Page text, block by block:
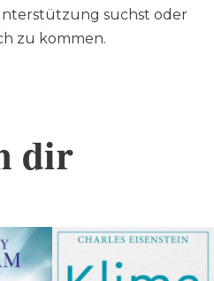
suchst oder
zu kommen.
dir